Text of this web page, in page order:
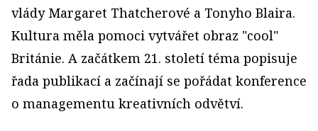
vlády Margaret Thatcherové a Tonyho Blaira.
Kultura měla pomoci vytvářet obraz "cool"
Británie. A začátkem 21. století téma popisuje
řada publikací a začínají se pořádat konference
o managementu kreativních odvětví.